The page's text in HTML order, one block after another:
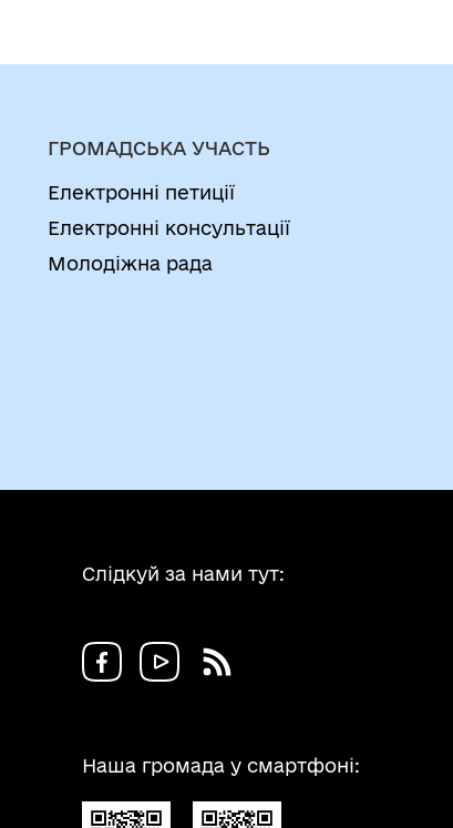
ГРОМАДСЬКА УЧАСТЬ
Електронні петиції
Електронні консультації
Молодіжна рада
Слідкуй за нами тут:
Наша громада у смартфоні: